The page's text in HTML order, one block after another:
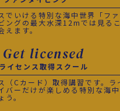
でいける特別な海中世界「ファ
ングの最大水深12mでは見る
えます。
Get licensed
ライセンス取得スクール
（Cカード）取得講習です。ラ
バーだけが楽しめる特別な海
う。